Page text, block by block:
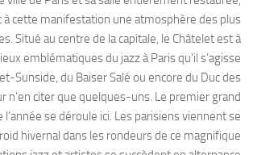
à cette manifestation une atmosphère des plus
Situé au centre de la capitale, le Châtelet est à
emblématiques du jazz à Paris qu’il s’agisse
Sunside, du Baiser Salé ou encore du Duc des
n’en citer que quelques-uns. Le premier grand
l’année se déroule ici. Les parisiens viennent se
hivernal dans les rondeurs de ce magnifique